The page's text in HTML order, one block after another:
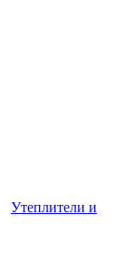
Утеплители и